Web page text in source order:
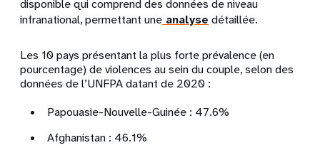
disponible qui comprend des données de niveau
infranational, permettant une analyse détaillée.
Les 10 pays présentant la plus forte prévalence (en
pourcentage) de violences au sein du couple, selon des
données de l’UNFPA datant de 2020 :
Papouasie-Nouvelle-Guinée : 47.6%
Afghanistan : 46.1%